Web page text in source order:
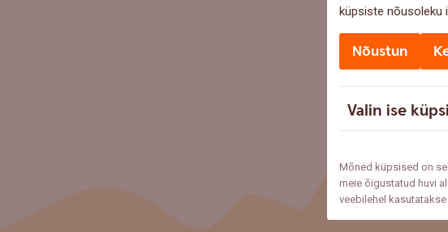
küpsiste
Nõustun
Valin ise
Mõned küpsised on
meie õigustatud huvi
veebilehel